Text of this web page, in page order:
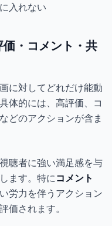
入れない
・コメント・共
に対してどれだけ能動
体的には、高評価、コ
どのアクションが含ま
聴者に強い満足感を与
ます。特にコメント
労力を伴うアクション
価されます。